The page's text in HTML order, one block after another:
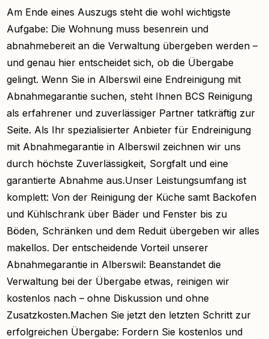
Am Ende eines Auszugs steht die wohl wichtigste
Aufgabe: Die Wohnung muss besenrein und
abnahmebereit an die Verwaltung übergeben werden –
und genau hier entscheidet sich, ob die Übergabe
gelingt. Wenn Sie in Alberswil eine Endreinigung mit
Abnahmegarantie suchen, steht Ihnen BCS Reinigung
als erfahrener und zuverlässiger Partner tatkräftig zur
Seite. Als Ihr spezialisierter Anbieter für Endreinigung
mit Abnahmegarantie in Alberswil zeichnen wir uns
durch höchste Zuverlässigkeit, Sorgfalt und eine
garantierte Abnahme aus.Unser Leistungsumfang ist
komplett: Von der Reinigung der Küche samt Backofen
und Kühlschrank über Bäder und Fenster bis zu
Böden, Schränken und dem Reduit übergeben wir alles
makellos. Der entscheidende Vorteil unserer
Abnahmegarantie in Alberswil: Beanstandet die
Verwaltung bei der Übergabe etwas, reinigen wir
kostenlos nach – ohne Diskussion und ohne
Zusatzkosten.Machen Sie jetzt den letzten Schritt zur
erfolgreichen Übergabe: Fordern Sie kostenlos und